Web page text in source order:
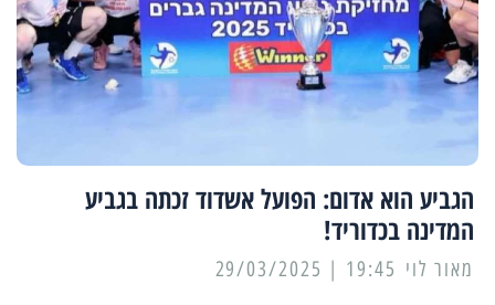
הגביע הוא אדום: הפועל אשדוד זכתה בגביע
המדינה בכדוריד!
מאור לוי 19:45 | 29/03/2025